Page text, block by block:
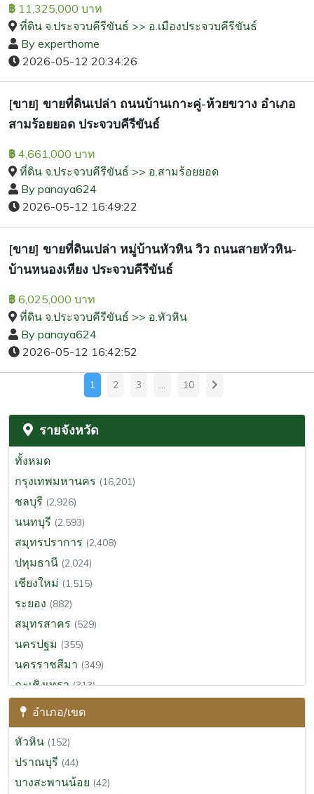
฿ 11,325,000 บาท
ที่ดิน จ.ประจวบคีรีขันธ์ >> อ.เมืองประจวบคีรีขันธ์
By experthome
2026-05-12 20:34:26
[ขาย] ขายที่ดินเปล่า ถนนบ้านเกาะคู่-ห้วยขวาง อำเภอ
สามร้อยยอด ประจวบคีรีขันธ์
฿ 4,661,000 บาท
ที่ดิน จ.ประจวบคีรีขันธ์ >> อ.สามร้อยยอด
By panaya624
2026-05-12 16:49:22
[ขาย] ขายที่ดินเปล่า หมู่บ้านหัวหิน วิว ถนนสายหัวหิน-
บ้านหนองเหียง ประจวบคีรีขันธ์
฿ 6,025,000 บาท
ที่ดิน จ.ประจวบคีรีขันธ์ >> อ.หัวหิน
By panaya624
2026-05-12 16:42:52
1 2 3 … 10
รายจังหวัด
ทั้งหมด
กรุงเทพมหานคร (16,201)
ชลบุรี (2,926)
นนทบุรี (2,593)
สมุทรปราการ (2,408)
ปทุมธานี (2,024)
เชียงใหม่ (1,515)
ระยอง (882)
สมุทรสาคร (529)
นครปฐม (355)
นครราชสีมา (349)
ฉะเชิงเทรา(313)
สุราษฎร์ธานี
ขอนแก่น(290)
ประจวบคีรีขันธ์
นครนายก(265)
สระบุรี(201)
อำเภอ/เขต
หัวหิน (152)
ปราณบุรี (44)
บางสะพานน้อย (42)